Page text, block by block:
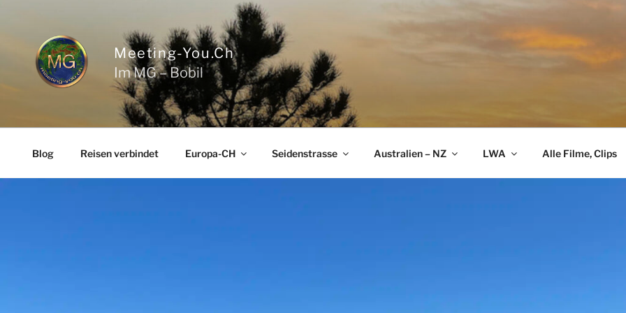
springen
Meeting-You.ch
Im MG – Bobil
Blog Reisen verbindet Europa-CH Seidenstrasse Australien – NZ LWA Alle Filme, Clips